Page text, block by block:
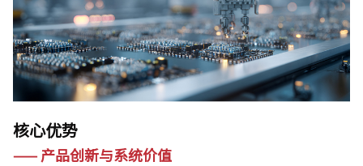
核心优势
—— 产品创新与系统价值